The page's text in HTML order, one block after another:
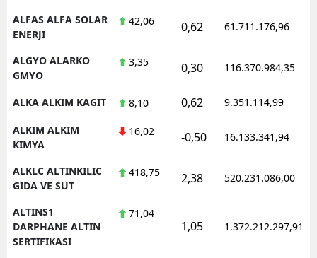
ALFAS ALFA SOLAR
ENERJI
42,06 0,62 61.711.176,96
ALGYO ALARKO
GMYO
3,35 0,30 116.370.984,35
ALKA ALKIM KAGIT 8,10 0,62 9.351.114,99
ALKIM ALKIM
KIMYA
16,02 -0,50 16.133.341,94
ALKLC ALTINKILIC
GIDA VE SUT
418,75 2,38 520.231.086,00
ALTINS1
DARPHANE ALTIN
SERTIFIKASI
71,04
1,05 1.372.212.297,91